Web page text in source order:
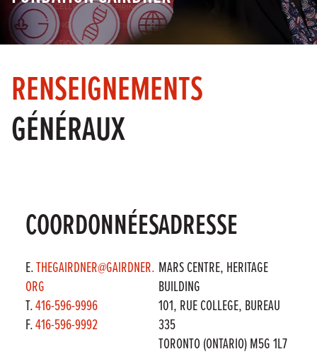
RENSEIGNEMENTS
GÉNÉRAUX
COORDONNÉES
E.THEGAIRDNER@GAIRDNER.
ORG
T.416-596-9996
F.416-596-9992
ADRESSE
MARS CENTRE, HERITAGE
BUILDING
101, RUE COLLEGE, BUREAU
335
TORONTO (ONTARIO) M5G 1L7